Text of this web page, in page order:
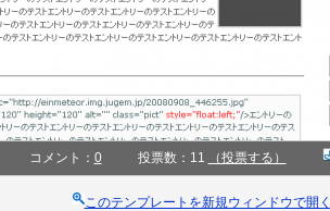
コメント： 0 投票数：11 （投票する）
このテンプレートを新規ウィンドウで開